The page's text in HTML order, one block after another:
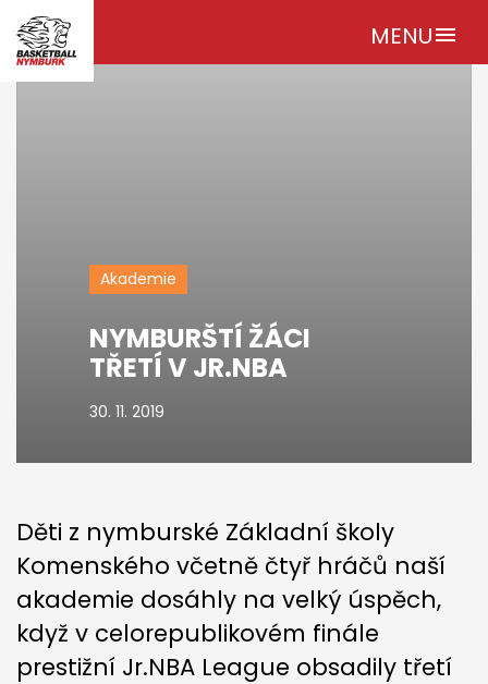
MENUmenu
Akademie
NYMBURŠTÍ ŽÁCI
TŘETÍ V JR.NBA
30. 11. 2019
Děti z nymburské Základní školy
Komenského včetně čtyř hráčů naší
akademie dosáhly na velký úspěch,
když v celorepublikovém finále
prestižní Jr.NBA League obsadily třetí